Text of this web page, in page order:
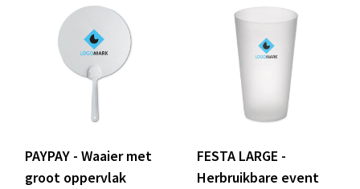
PAYPAY - Waaier met
groot oppervlak
FESTA LARGE -
Herbruikbare event